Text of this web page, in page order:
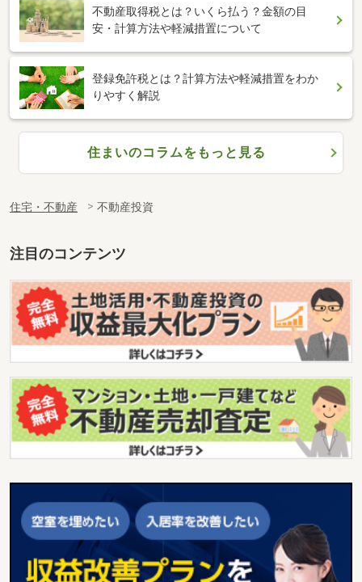
不動産取得税とは？いくら払う？金額の目
安・計算方法や軽減措置について
登録免許税とは？計算方法や軽減措置をわか
りやすく解説
住まいのコラムをもっと見る
住宅・不動産 不動産投資
注目のコンテンツ